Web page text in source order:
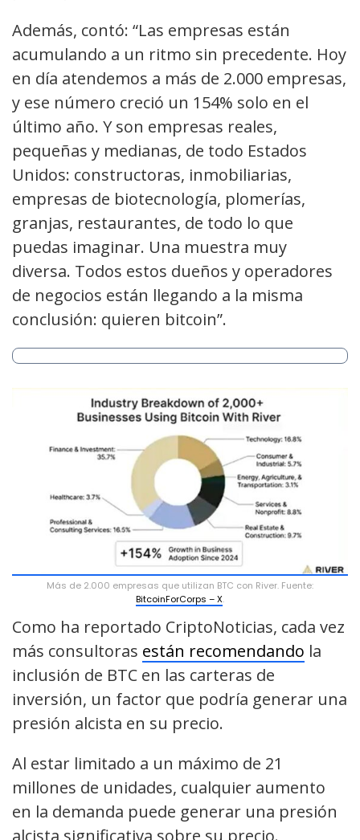
Además, contó: “Las empresas están
acumulando a un ritmo sin precedente. Hoy
en día atendemos a más de 2.000 empresas,
y ese número creció un 154% solo en el
último año. Y son empresas reales,
pequeñas y medianas, de todo Estados
Unidos: constructoras, inmobiliarias,
empresas de biotecnología, plomerías,
granjas, restaurantes, de todo lo que
puedas imaginar. Una muestra muy
diversa. Todos estos dueños y operadores
de negocios están llegando a la misma
conclusión: quieren bitcoin”.
Más de 2.000 empresas que utilizan BTC con River. Fuente:
BitcoinForCorps – X.
Como ha reportado CriptoNoticias, cada vez
más consultoras están recomendando la
inclusión de BTC en las carteras de
inversión, un factor que podría generar una
presión alcista en su precio.
Al estar limitado a un máximo de 21
millones de unidades, cualquier aumento
en la demanda puede generar una presión
alcista significativa sobre su precio.